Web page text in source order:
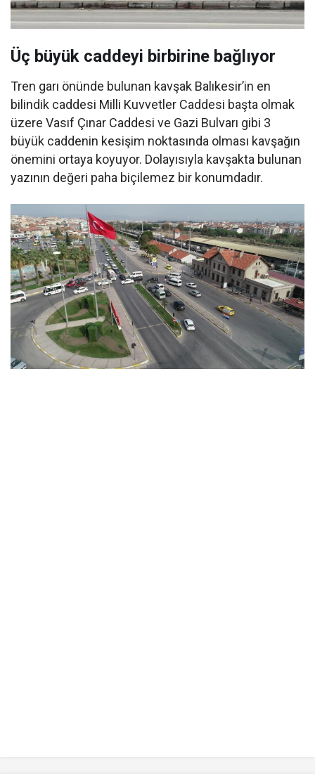
Üç büyük caddeyi birbirine bağlıyor
Tren garı önünde bulunan kavşak Balıkesir’in en
bilindik caddesi Milli Kuvvetler Caddesi başta olmak
üzere Vasıf Çınar Caddesi ve Gazi Bulvarı gibi 3
büyük caddenin kesişim noktasında olması kavşağın
önemini ortaya koyuyor. Dolayısıyla kavşakta bulunan
yazının değeri paha biçilemez bir konumdadır.